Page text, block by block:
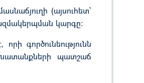
(այսուհետ`
կարգը։
գործունեությունն
պատշաճ